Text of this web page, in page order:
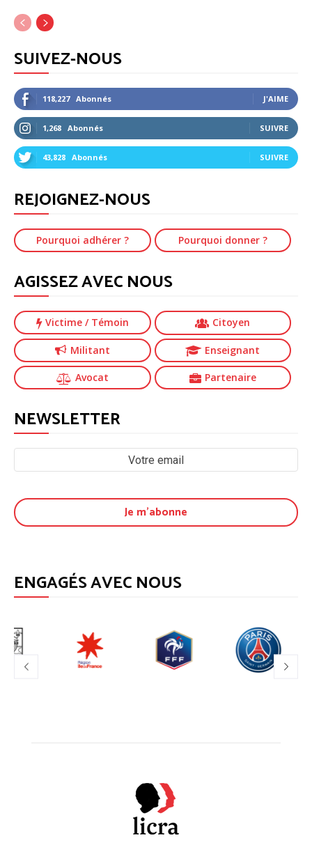
SUIVEZ-NOUS
118,227 Abonnés J'AIME
1,268 Abonnés SUIVRE
43,828 Abonnés SUIVRE
REJOIGNEZ-NOUS
Pourquoi adhérer ? Pourquoi donner ?
AGISSEZ AVEC NOUS
Victime / Témoin Citoyen
Militant Enseignant
Avocat Partenaire
NEWSLETTER
ENGAGÉS AVEC NOUS